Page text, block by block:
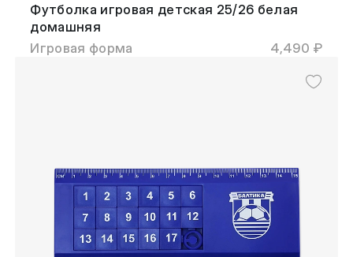
Футболка игровая детская 25/26 белая
домашняя
Игровая форма
4,490 ₽